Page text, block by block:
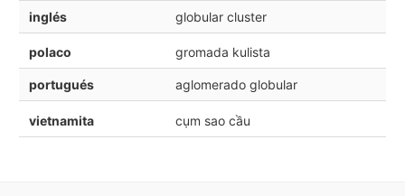
inglés globular cluster
polaco gromada kulista
portugués aglomerado globular
vietnamita cụm sao cầu